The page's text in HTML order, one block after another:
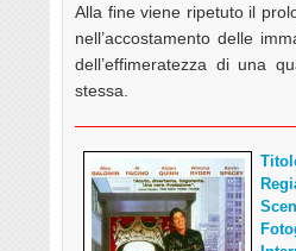
Alla fine viene ripetuto il
nell’accostamento delle
dell’effimeratezza di una
stessa.